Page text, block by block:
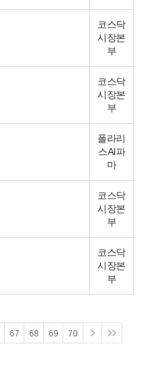
코스닥
시장본
부
코스닥
시장본
부
폴라리
스AI파
마
코스닥
시장본
부
코스닥
시장본
부
67 68 69 70